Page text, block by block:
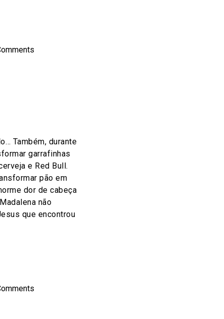
Também, durante
garrafinhas
e Red Bull.
pão em
dor de cabeça
não
que encontrou